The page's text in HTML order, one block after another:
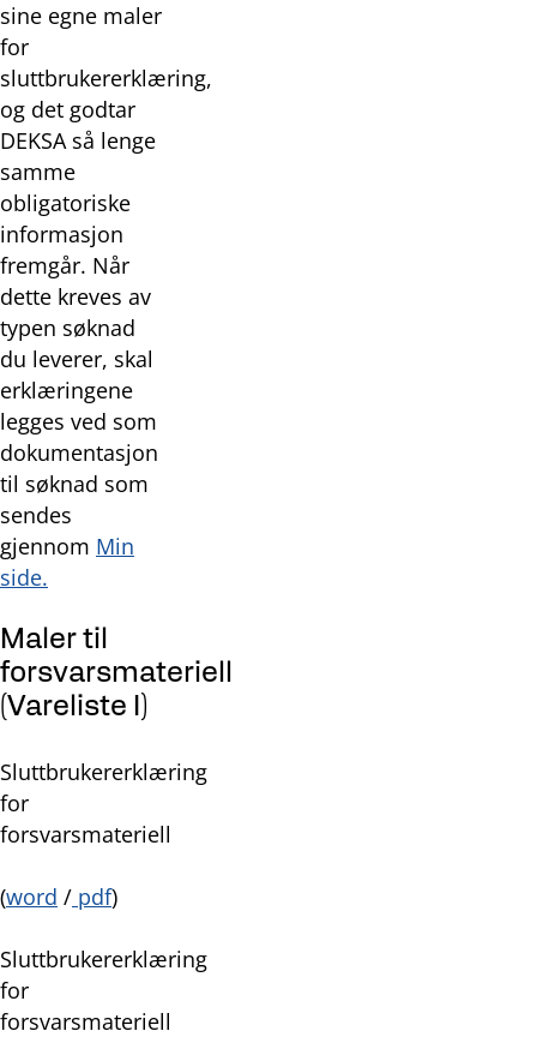
sine egne maler
for
sluttbrukererklæring,
og det godtar
DEKSA så lenge
samme
obligatoriske
informasjon
fremgår. Når
dette kreves av
typen søknad
du leverer, skal
erklæringene
legges ved som
dokumentasjon
til søknad som
sendes
gjennom Min
side.
Maler til
forsvarsmateriell
(Vareliste I)
Sluttbrukererklæring
for
forsvarsmateriell
(word / pdf)
Sluttbrukererklæring
for
forsvarsmateriell